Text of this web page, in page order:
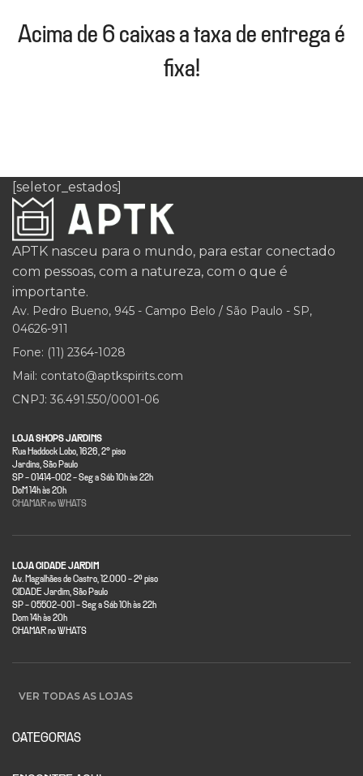
Acima de 6 caixas a taxa de entrega é
fixa!
[seletor_estados]
APTK nasceu para o mundo, para estar conectado
com pessoas, com a natureza, com o que é
importante.
Av. Pedro Bueno, 945 - Campo Belo / São Paulo - SP,
04626-911
Fone: (11) 2364-1028
Mail: contato@aptkspirits.com
CNPJ: 36.491.550/0001-06
LOJA SHOPS JARDINS
Rua Haddock Lobo, 1626, 2° piso
Jardins, São Paulo
SP - 01414-002 - Seg a Sáb 10h às 22h
DoM 14h às 20h
CHAMAR no WHATS
LOJA CIDADE JARDIM
Av. Magalhães de Castro, 12.000 - 2º piso
CIDADE Jardim, São Paulo
SP - 05502-001 - Seg a Sáb 10h às 22h
Dom 14h às 20h
CHAMAR no WHATS
VER TODAS AS LOJAS
CATEGORIAS